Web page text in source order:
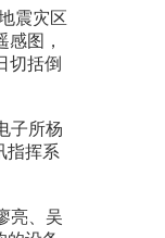
震灾区
图，
切括倒
子所杨
指挥系
亮、吴